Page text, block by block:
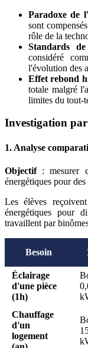
Paradoxe de
sont
rôle de la
Standards
considéré
l'évolution des
Effet rebond
totale malgré
limites du tout-
Investigation par
1. Analyse
Objectif: mesurer
énergétiques pour
Les élèves
énergétiques pour
travaillent par
Besoin
Éclairage
d'une pièce
(1h)
Chauffage
d'un
logement